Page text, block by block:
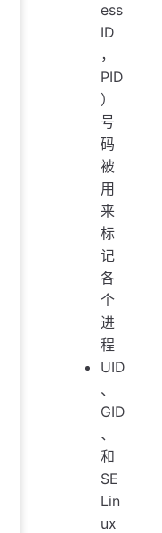
ess
ID
，
PID
）
号
码
被
用
来
标
记
各
个
进
程
UID
、
GID
、
和
SE
Lin
ux